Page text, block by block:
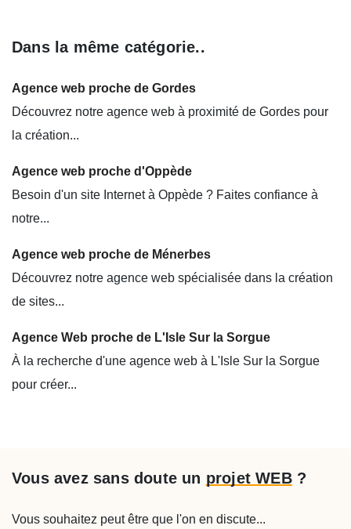
Dans la même catégorie..
Agence web proche de Gordes
Découvrez notre agence web à proximité de Gordes pour
la création...
Agence web proche d'Oppède
Besoin d'un site Internet à Oppède ? Faites confiance à
notre...
Agence web proche de Ménerbes
Découvrez notre agence web spécialisée dans la création
de sites...
Agence Web proche de L'Isle Sur la Sorgue
À la recherche d'une agence web à L'Isle Sur la Sorgue
pour créer...
Vous avez sans doute un projet WEB?
Vous souhaitez peut être que l'on en discute...